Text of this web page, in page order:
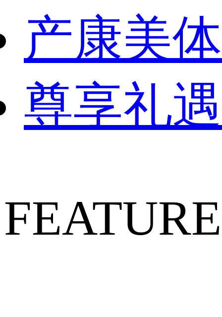
产康美体
尊享礼遇
FEATURE